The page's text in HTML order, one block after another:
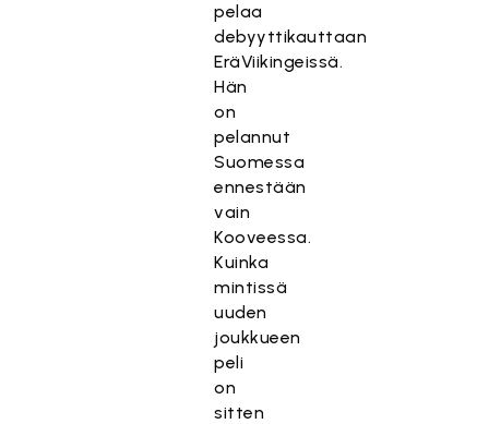
pelaa
debyyttikauttaan
EräViikingeissä.
Hän
on
pelannut
Suomessa
ennestään
vain
Kooveessa.
Kuinka
mintissä
uuden
joukkueen
peli
on
sitten